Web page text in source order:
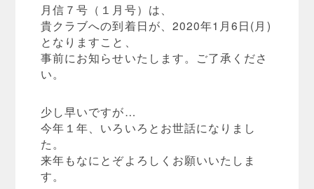
月信７号（１月号）は、
貴クラブへの到着日が、2020年1月6日(月)
となりますこと、
事前にお知らせいたします。ご了承くださ
い。
少し早いですが…
今年１年、いろいろとお世話になりまし
た。
来年もなにとぞよろしくお願いいたしま
す。